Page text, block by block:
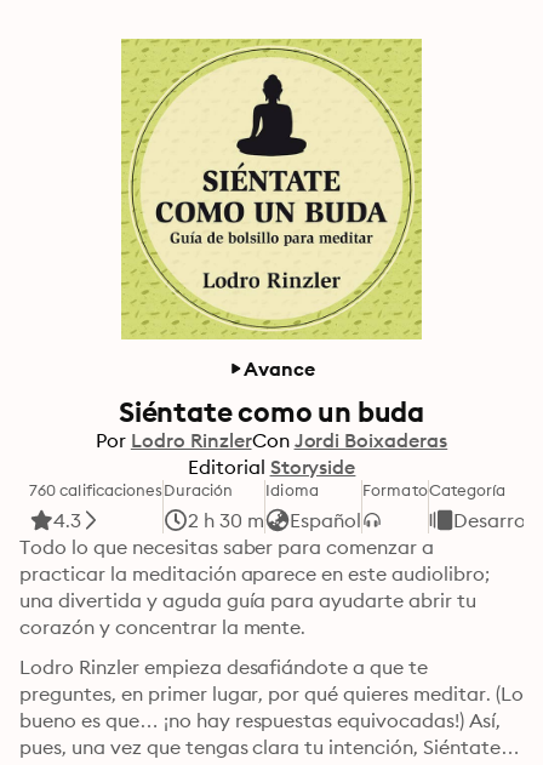
Avance
Siéntate como un buda
Por Lodro RinzlerCon Jordi Boixaderas
Editorial Storyside
760 calificaciones
4.3
Duración
2 h 30 m
Idioma
Español
FormatoCategoría
Todo lo que necesitas saber para comenzar a
practicar la meditación aparece en este audiolibro;
una divertida y aguda guía para ayudarte abrir tu
corazón y concentrar la mente.
Lodro Rinzler empieza desafiándote a que te
preguntes, en primer lugar, por qué quieres meditar. (Lo
bueno es que… ¡no hay respuestas equivocadas!) Así,
pues, una vez que tengas clara tu intención, Siéntate